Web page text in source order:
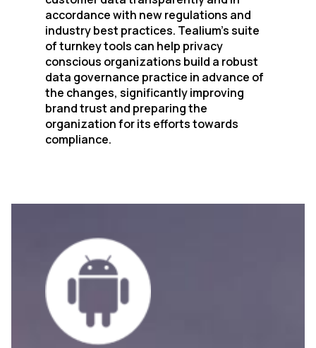
accordance with new regulations and
industry best practices. Tealium’s suite
of turnkey tools can help privacy
conscious organizations build a robust
data governance practice in advance of
the changes, significantly improving
brand trust and preparing the
organization for its efforts towards
compliance.